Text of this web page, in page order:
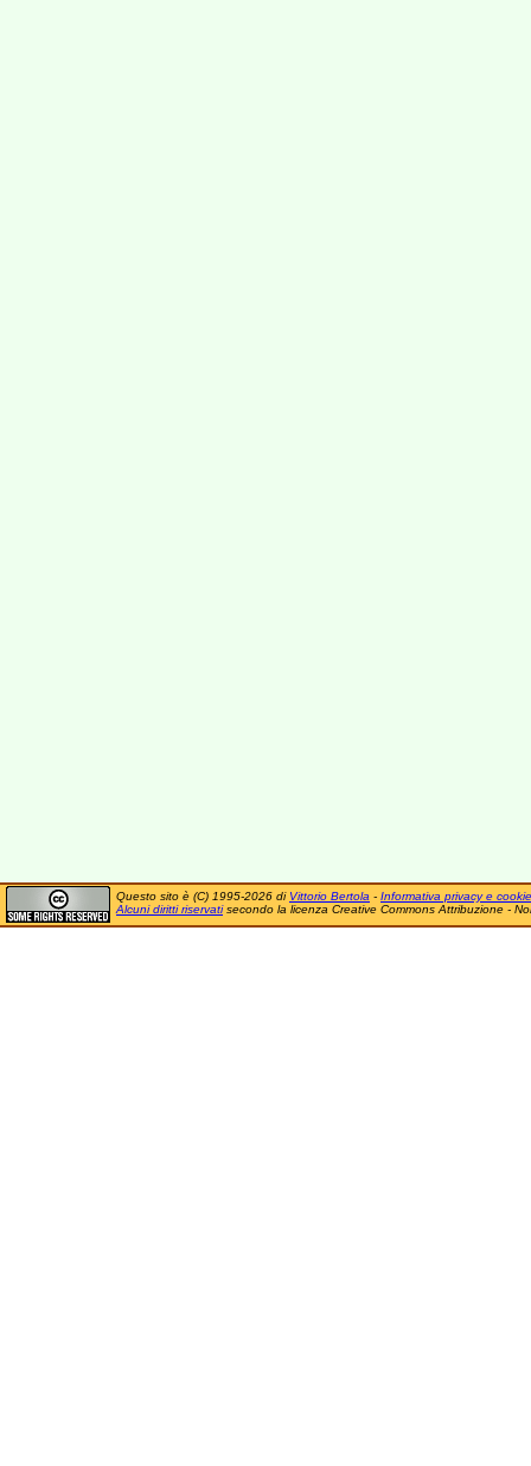
Questo sito è (C) 1995-2026 di Vittorio Bertola - Informativa privacy e cookie
Alcuni diritti riservatisecondo la licenza Creative Commons Attribuzione -